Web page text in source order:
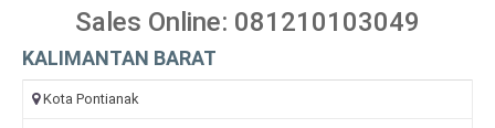
Sales Online: 081210103049
KALIMANTAN BARAT
Kota Pontianak